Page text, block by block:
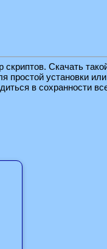
Скачать
простой установки
в сохранности